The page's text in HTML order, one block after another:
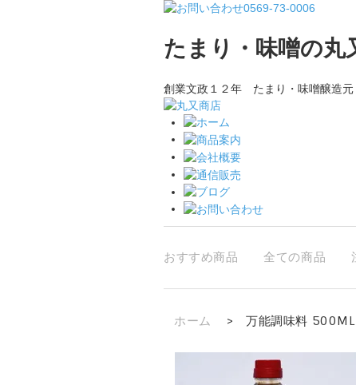
たまり・味噌の丸
創業文政１２年 たまり・味噌醸造元
おすすめ商品 全ての商品
ホーム > 万能調味料 500ML